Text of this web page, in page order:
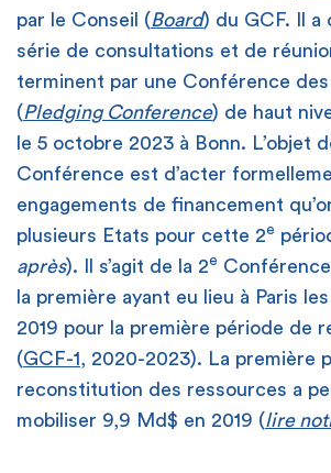
par le Conseil (Board) du GCF. Il a
série de consultations et de
terminent par une Conférence
(Pledging Conference) de haut
le 5 octobre 2023 à Bonn. L’objet
Conférence est d’acter
engagements de financement
plusieurs Etats pour cette 2e
après). Il s’agit de la 2e
la première ayant eu lieu à Paris
2019 pour la première période de
(GCF-1, 2020-2023). La première
reconstitution des ressources a
mobiliser 9,9 Md$ en 2019 (lire